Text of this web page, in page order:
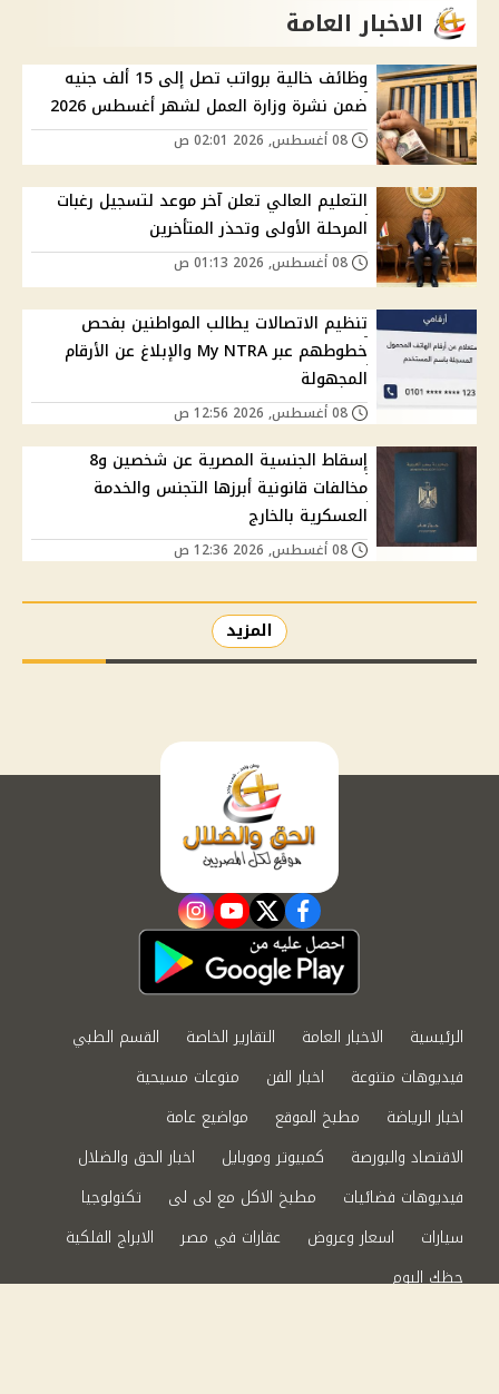
الاخبار العامة
وظائف خالية برواتب تصل إلى 15 ألف جنيه
ضمن نشرة وزارة العمل لشهر أغسطس 2026
التعليم العالي تعلن آخر موعد لتسجيل رغبات
المرحلة الأولى وتحذر المتأخرين
تنظيم الاتصالات يطالب المواطنين بفحص
خطوطهم عبر My NTRA والإبلاغ عن الأرقام
المجهولة
إسقاط الجنسية المصرية عن شخصين و8
مخالفات قانونية أبرزها التجنس والخدمة
العسكرية بالخارج
المزيد
facebook
twitter
youtube
instagram
الرئيسية الاخبار العامة التقارير الخاصة
القسم الطبي
فيديوهات متنوعة
اخبار الفن
منوعات مسيحية
اخبار الرياضة
مطبخ الموقع
مواضيع عامة
الاقتصاد والبورصة
كمبيوتر وموبايل
اخبار الحق والضلال
فيديوهات فضائيات
مطبخ الاكل مع لى لى
تكنولوجيا
سيارات
اسعار وعروض عقارات في مصر
الابراج الفلكية
حظك اليوم